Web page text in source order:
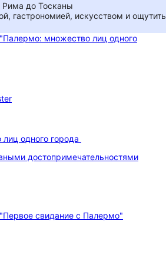
Рима до Тосканы
гастрономией, искусством и
одного города
достопримечательностями